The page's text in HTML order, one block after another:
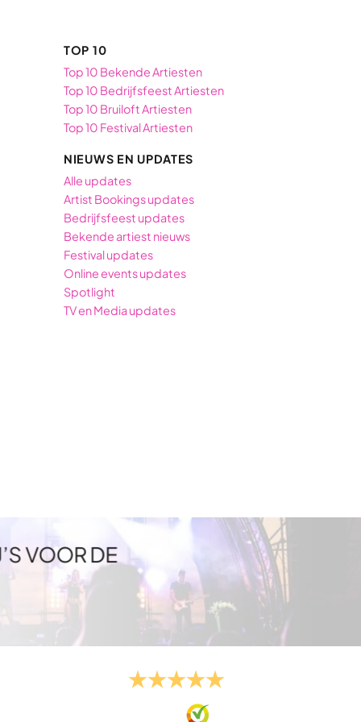
TOP 10
Top 10 Bekende Artiesten
Top 10 Bedrijfsfeest Artiesten
Top 10 Bruiloft Artiesten
Top 10 Festival Artiesten
NIEUWS EN UPDATES
Alle updates
Artist Bookings updates
Bedrijfsfeest updates
Bekende artiest nieuws
Festival updates
Online events updates
Spotlight
TV en Media updates
VOOR DE